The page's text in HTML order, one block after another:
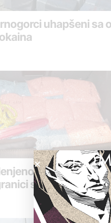
uhapšeni sa
67 kilograma
sa Bugarskom